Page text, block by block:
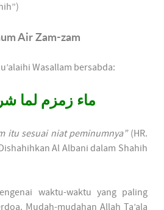
Air Zam-zam
Wasallam bersabda:
ماء زمزم لما
itu sesuai niat peminumnya”(HR.
Al Albani dalam Shahih
waktu-waktu yang paling
Mudah-mudahan Allah Ta’ala